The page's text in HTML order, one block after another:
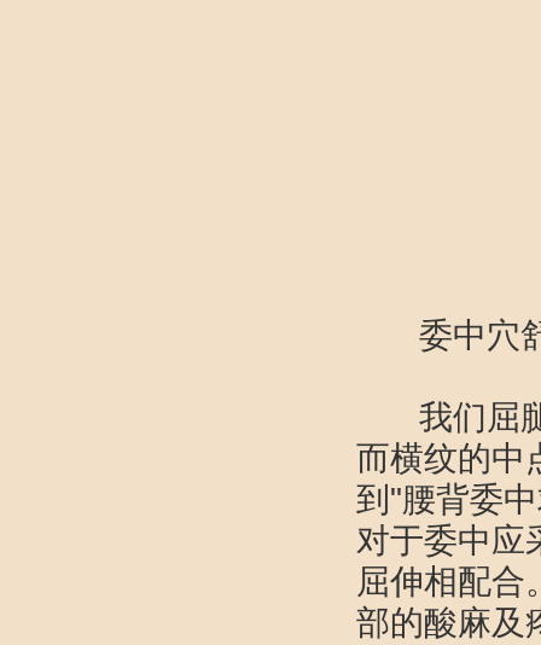
委中穴
我们屈腿
而横纹的中
到"腰背委
对于委中应
屈伸相配合
部的酸麻及